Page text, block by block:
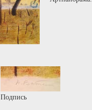
Подпись